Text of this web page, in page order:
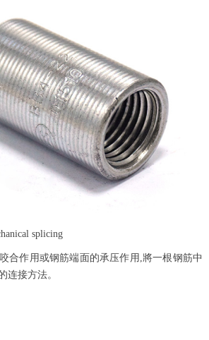
splicing
合作用或钢筋端面的承压作用,將一根钢筋中
连接方法。